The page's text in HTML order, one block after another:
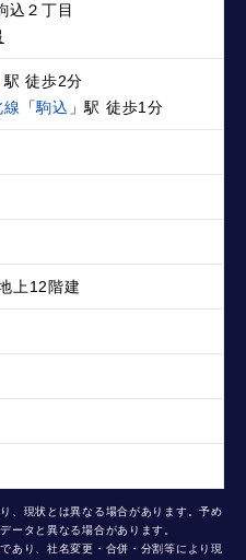
込２丁目
駅 徒歩2分
「駒込 」駅 徒歩1分
上12階建
、現状とは異なる場合があります。予め
ータと異なる場合があります。
あり、社名変更・合併・分割等により現